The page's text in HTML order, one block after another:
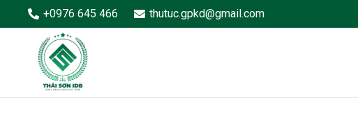
+0976 645 466 thutuc.gpkd@gmail.com